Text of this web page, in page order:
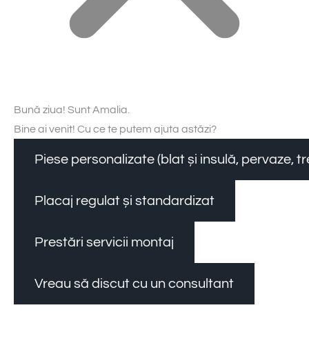
Bună ziua! Sunt Amalia.
Bine ai venit! Cu ce te putem ajuta astăzi?
Piese personalizate (blat și insulă, pervaze,
Placaj regulat și standardizat
Prestări servicii montaj
Vreau să discut cu un consultant